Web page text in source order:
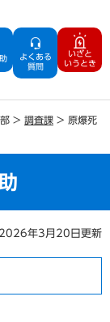
よくある
質問
いざと
いうとき
> 調査課 > 原爆死
年3月20日更新